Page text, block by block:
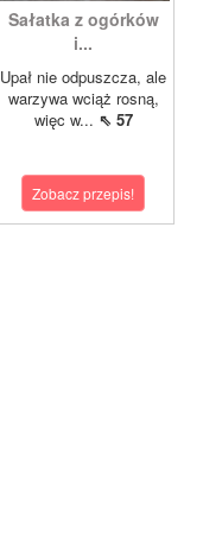
Sałatka z ogórków
i...
Upał nie odpuszcza, ale
warzywa wciąż rosną,
więc w... ⇖ 57
Zobacz przepis!